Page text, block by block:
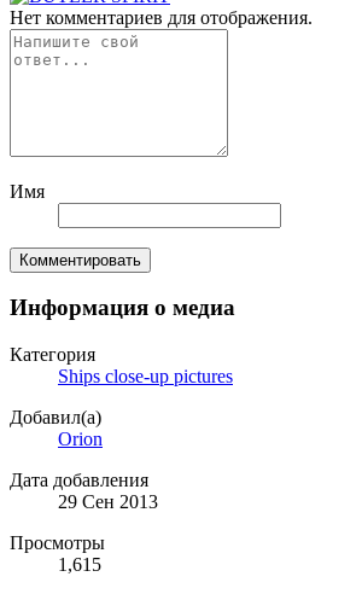
Нет комментариев для отображения.
Имя
Комментировать
Информация о медиа
Категория
Ships close-up pictures
Добавил(а)
Orion
Дата добавления
29 Сен 2013
Просмотры
1,615